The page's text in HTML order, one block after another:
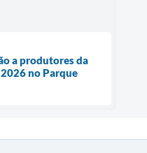
a produtores da
no Parque